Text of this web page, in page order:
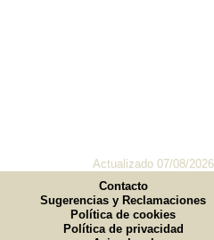
Actualizado 07/08/2026
Contacto
Sugerencias y Reclamaciones
Política de cookies
Política de privacidad